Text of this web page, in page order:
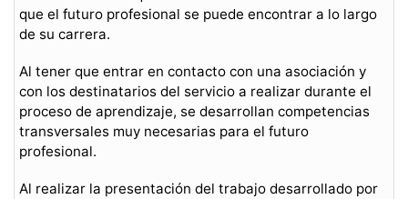
que el futuro profesional se puede encontrar a lo largo
de su carrera.
Al tener que entrar en contacto con una asociación y
con los destinatarios del servicio a realizar durante el
proceso de aprendizaje, se desarrollan competencias
transversales muy necesarias para el futuro
profesional.
Al realizar la presentación del trabajo desarrollado por